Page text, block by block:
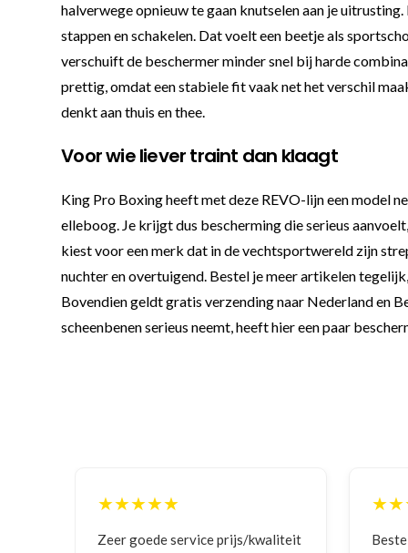
halverwege opnieuw te gaan knutselen aan je
stappen en schakelen. Dat voelt een beetje als
verschuift de beschermer minder snel bij harde
prettig, omdat een stabiele fit vaak net het verschil
denkt aan thuis en thee.
Voor wie liever traint dan klaagt
King Pro Boxing heeft met deze REVO-lijn een model
elleboog. Je krijgt dus bescherming die serieus
kiest voor een merk dat in de vechtsportwereld zijn
nuchter en overtuigend. Bestel je meer artikelen
Bovendien geldt gratis verzending naar Nederland en
scheenbenen serieus neemt, heeft hier een paar
service prijs/kwaliteit
Bestelling gedaan vanwege